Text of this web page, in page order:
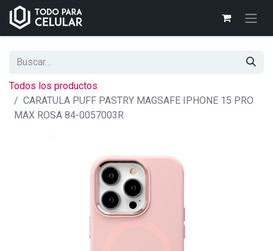
Todos los productos
CARATULA PUFF PASTRY MAGSAFE IPHONE 15 PRO
MAX ROSA 84-0057003R